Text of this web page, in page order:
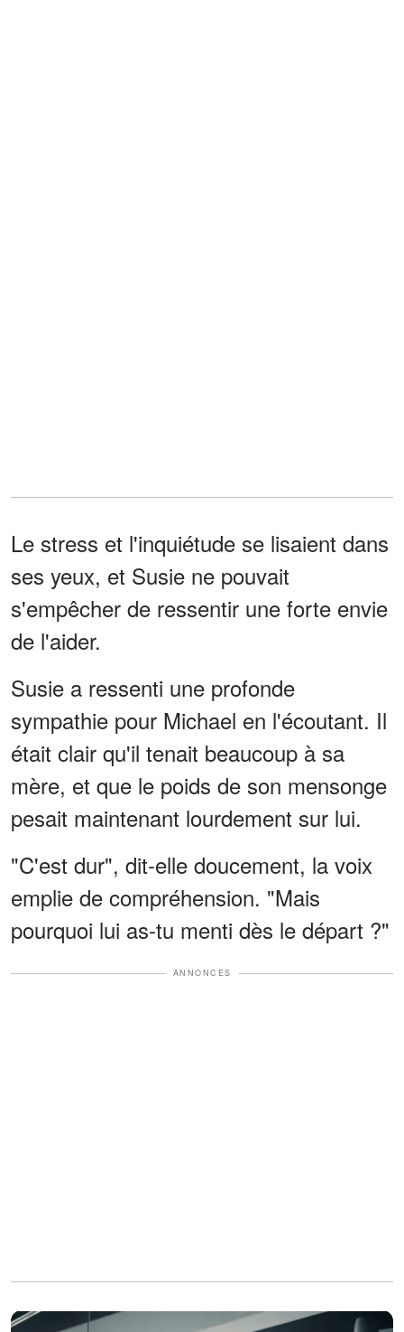
Le stress et l'inquiétude se lisaient dans
ses yeux, et Susie ne pouvait
s'empêcher de ressentir une forte envie
de l'aider.
Susie a ressenti une profonde
sympathie pour Michael en l'écoutant. Il
était clair qu'il tenait beaucoup à sa
mère, et que le poids de son mensonge
pesait maintenant lourdement sur lui.
"C'est dur", dit-elle doucement, la voix
emplie de compréhension. "Mais
pourquoi lui as-tu menti dès le départ ?"
ANNONCES